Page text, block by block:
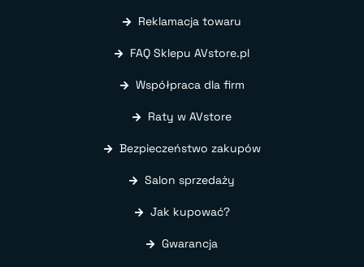
Reklamacja towaru
FAQ Sklepu AVstore.pl
Współpraca dla firm
Raty w AVstore
Bezpieczeństwo zakupów
Salon sprzedaży
Jak kupować?
Gwarancja